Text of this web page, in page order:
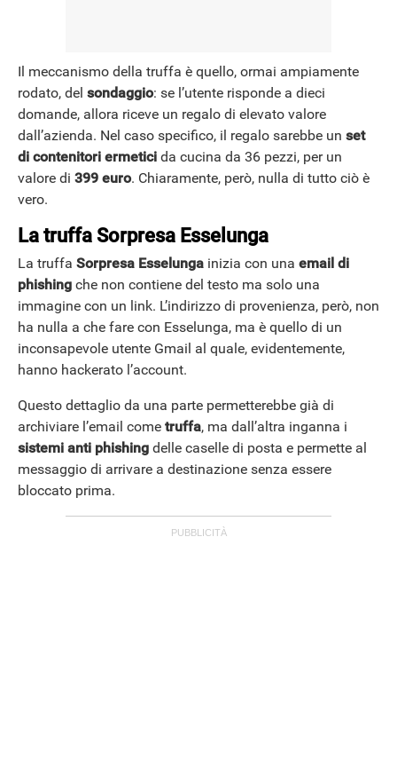
Il meccanismo della truffa è quello, ormai ampiamente
rodato, del sondaggio: se l’utente risponde a dieci
domande, allora riceve un regalo di elevato valore
dall’azienda. Nel caso specifico, il regalo sarebbe un set
di contenitori ermetici da cucina da 36 pezzi, per un
valore di 399 euro. Chiaramente, però, nulla di tutto ciò è
vero.
La truffa Sorpresa Esselunga
La truffa Sorpresa Esselunga inizia con una email di
phishing che non contiene del testo ma solo una
immagine con un link. L’indirizzo di provenienza, però, non
ha nulla a che fare con Esselunga, ma è quello di un
inconsapevole utente Gmail al quale, evidentemente,
hanno hackerato l’account.
Questo dettaglio da una parte permetterebbe già di
archiviare l’email come truffa, ma dall’altra inganna i
sistemi anti phishing delle caselle di posta e permette al
messaggio di arrivare a destinazione senza essere
bloccato prima.